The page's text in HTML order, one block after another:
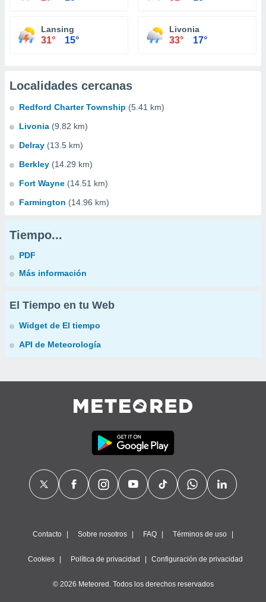
Lansing
31° 15°
Livonia
33° 17°
Localidades cercanas
Redford Charter Township (5.41 km)
Livonia (9.82 km)
Delray (13.5 km)
Berkley (14.29 km)
Fort Wayne (14.51 km)
Farmington (14.96 km)
Tiempo...
PDF
Más información
El Tiempo en tu Web
Widget de El tiempo
API de Meteorología
Contacto Sobre nosotros FAQ Términos de uso
Cookies Política de privacidad Configuración de privacidad
© 2026 Meteored. Todos los derechos reservados